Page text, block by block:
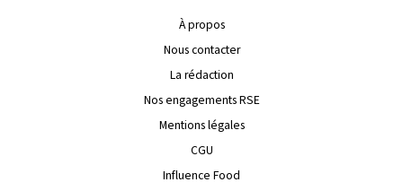
À propos
Nous contacter
La rédaction
Nos engagements RSE
Mentions légales
CGU
Influence Food